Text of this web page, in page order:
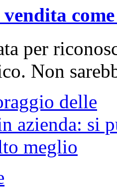
per
Non